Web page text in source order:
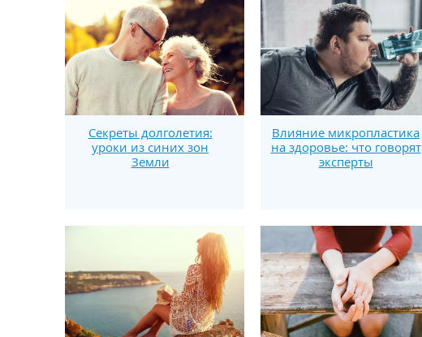
Секреты долголетия:
уроки из синих зон
Земли
Влияние микропластика
на здоровье: что говорят
эксперты